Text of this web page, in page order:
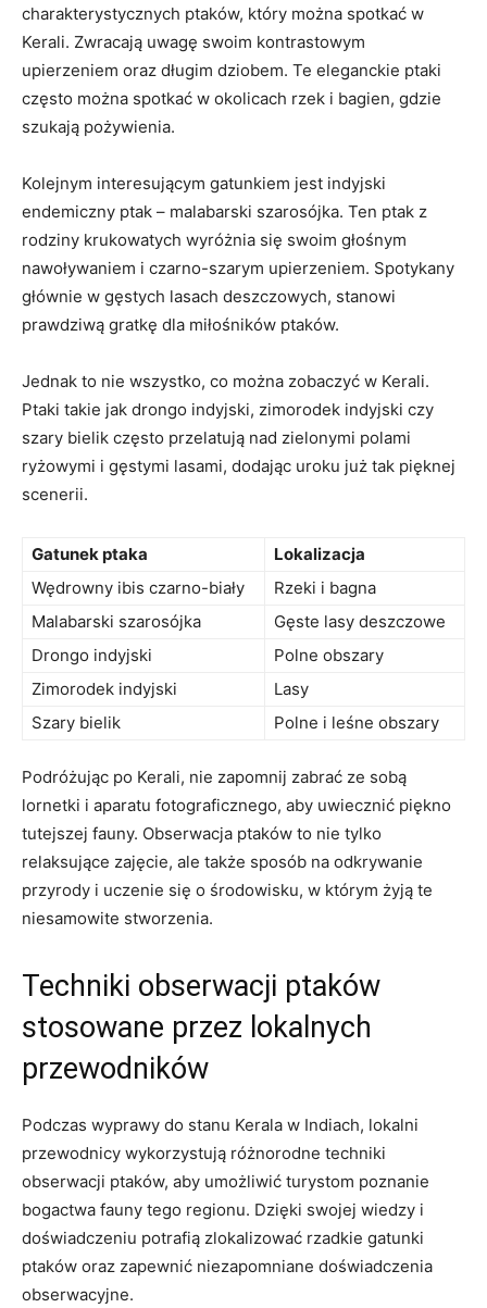
charakterystycznych ptaków, który można spotkać w
Kerali. Zwracają uwagę swoim kontrastowym
upierzeniem oraz długim dziobem. Te eleganckie ptaki
często można spotkać w okolicach rzek i bagien, gdzie
szukają pożywienia.
Kolejnym interesującym gatunkiem jest indyjski
endemiczny ptak – malabarski szarosójka. Ten ptak z
rodziny krukowatych wyróżnia się swoim głośnym
nawoływaniem i czarno-szarym upierzeniem. Spotykany
głównie w gęstych lasach deszczowych, stanowi
prawdziwą gratkę dla miłośników ptaków.
Jednak to nie wszystko, co można zobaczyć w Kerali.
Ptaki takie jak drongo indyjski, zimorodek indyjski czy
szary bielik często przelatują nad zielonymi polami
ryżowymi i gęstymi lasami, dodając uroku już tak pięknej
scenerii.
Gatunek ptaka
Lokalizacja
Wędrowny ibis czarno-biały
Rzeki i bagna
Malabarski szarosójka
Gęste lasy deszczowe
Drongo indyjski
Polne obszary
Zimorodek indyjski
Lasy
Szary bielik
Polne i leśne obszary
Podróżując po Kerali, nie zapomnij zabrać ze sobą
lornetki i aparatu fotograficznego, aby uwiecznić piękno
tutejszej fauny. Obserwacja ptaków to nie tylko
relaksujące zajęcie, ale także sposób na odkrywanie
przyrody i uczenie się o środowisku, w którym żyją te
niesamowite stworzenia.
Techniki obserwacji ptaków
stosowane przez lokalnych
przewodników
Podczas wyprawy do stanu Kerala w Indiach, lokalni
przewodnicy wykorzystują różnorodne techniki
obserwacji ptaków, aby umożliwić turystom poznanie
bogactwa fauny tego regionu. Dzięki swojej wiedzy i
doświadczeniu potrafią zlokalizować rzadkie gatunki
ptaków oraz zapewnić niezapomniane doświadczenia
obserwacyjne.